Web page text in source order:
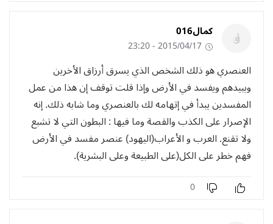
كمال016
2015/04/17 - 23:20
العنصري هو ذلك الشخص الذي يسرق أرزاق الأخرين
ويبيدهم ويفسد في الأرض وإذا قلت توقف إن هذا من عمل
المفسدين يبدأ في إتهامه لك بالعنصري وما شابه ذلك. إنه
الإصرار على الكذب والقصة وما فيها : البطون التي لا تشبع
ولا تقنع. العرب و الأعراب(اليهود) عنصر مفسد في الأرض
فهم خطر على الكل(على الطبيعة وعلى البشرية).
0